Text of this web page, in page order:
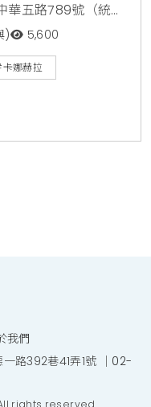
五路789號（統一
園區：111年12月16
16日～112年2月6日
；週六-週日/例
項設施搭乘券100
) 5,600
娜赫拉
我們
路392巷41弄1號 ｜ 02-
rights reserved